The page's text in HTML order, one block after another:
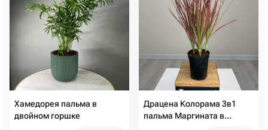
Хамедорея пальма в
двойном горшке
Драцена Колорама 3в1
пальма Маргината в